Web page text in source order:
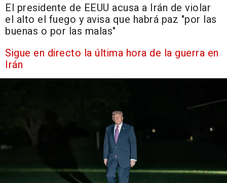
El presidente de EEUU acusa a Irán de violar
el alto el fuego y avisa que habrá paz "por las
buenas o por las malas"
Sigue en directo la última hora de la guerra en
Irán